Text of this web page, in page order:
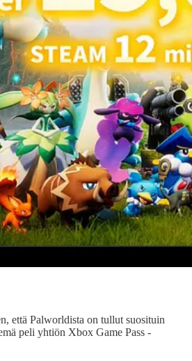
että Palworldista on tullut suosituin
peli yhtiön Xbox Game Pass -